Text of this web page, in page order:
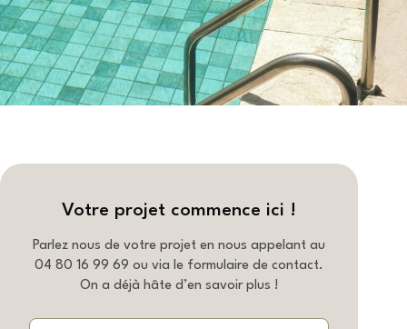
Votre projet commence ici !
Parlez nous de votre projet en nous appelant au
04 80 16 99 69 ou via le formulaire de contact.
On a déjà hâte d’en savoir plus !